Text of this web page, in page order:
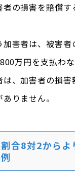
の損害を賠償す
加害者は、被害
万円を支払わ
、加害者の損
りません。
合8対2からよ